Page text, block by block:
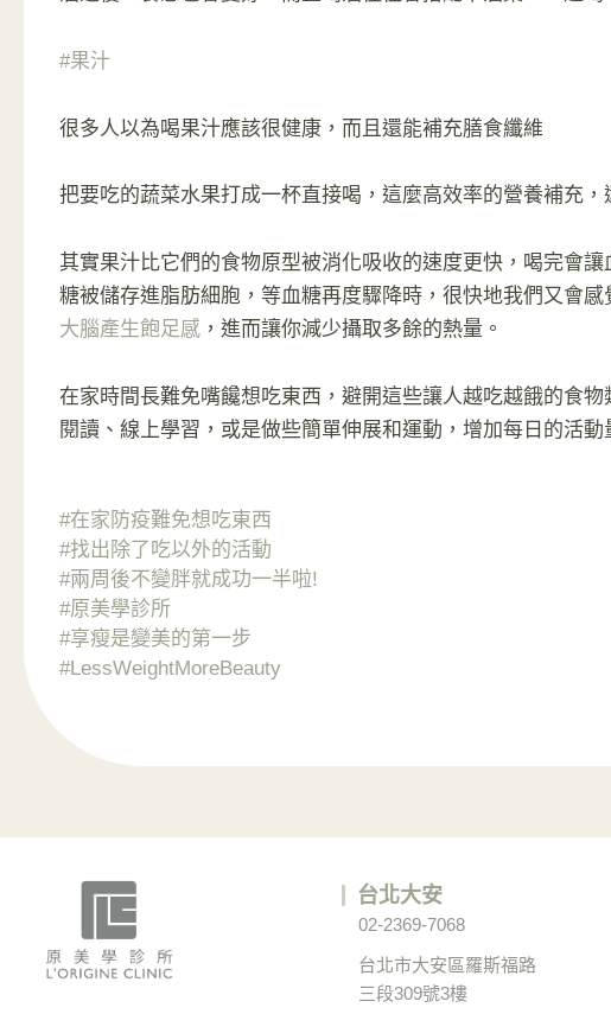
#果汁
很多人以為喝果汁應該很健康，而且還能補充膳食纖維
把要吃的蔬菜水果打成一杯直接喝，這麼高效率的營養補充，
其實果汁比它們的食物原型被消化吸收的速度更快，喝完會
糖被儲存進脂肪細胞，等血糖再度驟降時，很快地我們又會
大腦產生飽足感 ，進而讓你減少攝取多餘的熱量。
在家時間長難免嘴饞想吃東西，避開這些讓人越吃越餓的食
閱讀、線上學習，或是做些簡單伸展和運動，增加每日的活
#在家防疫難免想吃東西
#找出除了吃以外的活動
#兩周後不變胖就成功一半啦!
#原美學診所
#享瘦是變美的第一步
#LessWeightMoreBeauty
台北大安
02-2369-7068
台北市大安區羅斯福路
三段309號3樓